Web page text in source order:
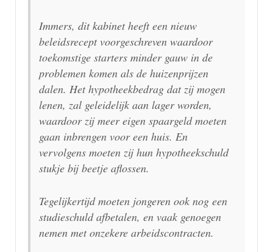
Immers, dit kabinet heeft een nieuw
beleidsrecept voorgeschreven waardoor
toekomstige starters minder gauw in de
problemen komen als de huizenprijzen
dalen. Het hypotheekbedrag dat zij mogen
lenen, zal geleidelijk aan lager worden,
waardoor zij meer eigen spaargeld moeten
gaan inbrengen voor een huis. En
vervolgens moeten zij hun hypotheekschuld
stukje bij beetje aflossen.
Tegelijkertijd moeten jongeren ook nog een
studieschuld afbetalen, en vaak genoegen
nemen met onzekere arbeidscontracten.